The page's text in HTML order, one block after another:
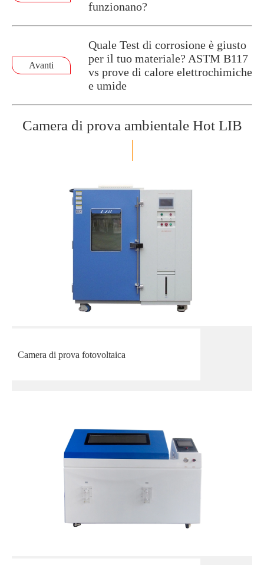
funzionano?
Avanti
Quale Test di corrosione è giusto
per il tuo materiale? ASTM B117
vs prove di calore elettrochimiche
e umide
Camera di prova ambientale Hot LIB
Camera di prova fotovoltaica